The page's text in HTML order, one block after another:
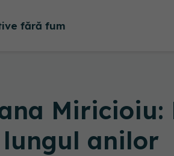
fără fum
Miricioiu:
lungul anilor